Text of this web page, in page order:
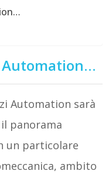
Automation…
Automation sarà
panorama
un particolare
ambito